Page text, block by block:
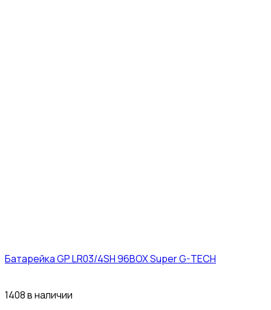
Батарейка GP LR03/4SH 96BOX Super G-TECH
1408 в наличии